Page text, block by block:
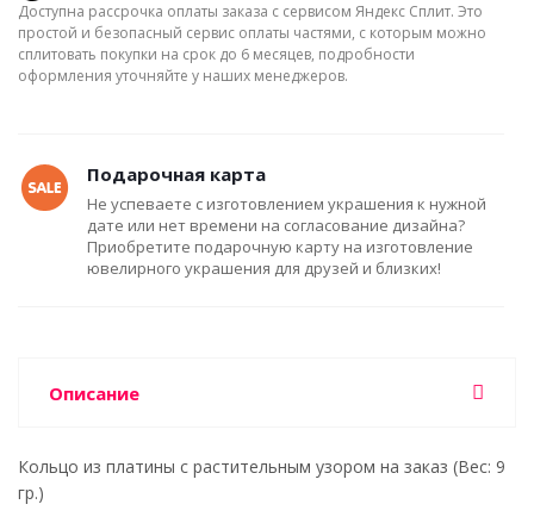
Доступна рассрочка оплаты заказа с сервисом Яндекс Сплит. Это
простой и безопасный сервис оплаты частями, с которым можно
сплитовать покупки на срок до 6 месяцев, подробности
оформления уточняйте у наших менеджеров.
Подарочная карта
Не успеваете с изготовлением украшения к нужной
дате или нет времени на согласование дизайна?
Приобретите подарочную карту на изготовление
ювелирного украшения для друзей и близких!
Описание
Кольцо из платины с растительным узором на заказ (Вес: 9
гр.)